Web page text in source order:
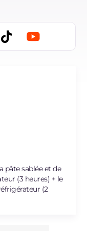
pâte sablée et de
(3 heures) + le
(2